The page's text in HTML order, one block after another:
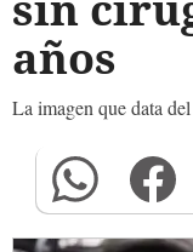
años
La imagen que data